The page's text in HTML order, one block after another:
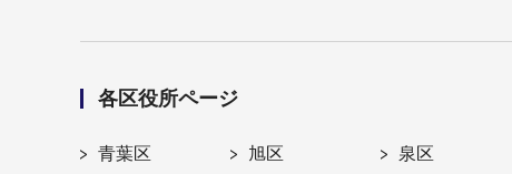
各区役所ページ
青葉区 旭区 泉区